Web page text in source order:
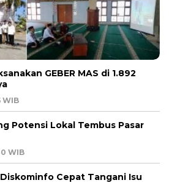
GEBER MAS di 1.892
WIB
Potensi Lokal Tembus Pasar
WIB
Cepat Tangani Isu